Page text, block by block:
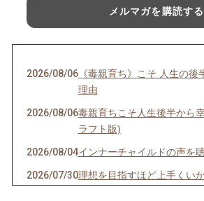
メルマガを購読する
2026/08/06《毒親育ち》こそ 人生の後
理由
2026/08/06毒親育ちこそ人生後半から
ラフト版)
2026/08/04インナーチャイルドの声を
2026/07/30理想を目指すほど上手くい